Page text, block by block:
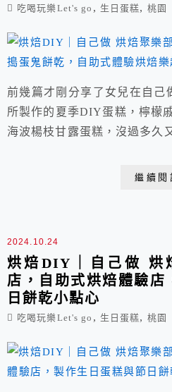
吃喝玩樂Let's go , 生日蛋糕, 桃園
前幾篇才剛分享了女兒在自己
所製作的夏季DIY蛋糕，檸檬
海波楊枝甘露蛋糕，沒過多久
(11/1~11/26)單身限定款也非
繼續閱
2024.10.24
烘焙DIY｜自己做 烘
店，自助式烘焙體驗店
日餅乾小點心
吃喝玩樂Let's go , 生日蛋糕, 桃園